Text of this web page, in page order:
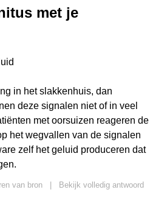
met je
in het slakkenhuis, dan
deze signalen niet of in veel
met oorsuizen reageren de
het wegvallen van de signalen
zelf het geluid produceren dat
van bron
Bekijk volledig antwoord